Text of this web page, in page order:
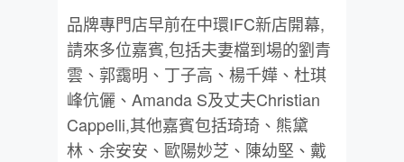
品牌專門店早前在中環IFC新店開幕,
請來多位嘉賓,包括夫妻檔到場的劉青
雲、郭靄明、丁子高、楊千嬅、杜琪
峰伉儷、Amanda S及丈夫Christian
Cappelli,其他嘉賓包括琦琦、熊黛
林、余安安、歐陽妙芝、陳幼堅、戴